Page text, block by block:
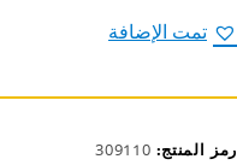
فيكونتمت الإضافة
رمز المنتج: 309110